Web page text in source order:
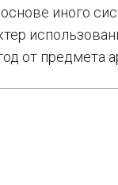
иного
от предмета